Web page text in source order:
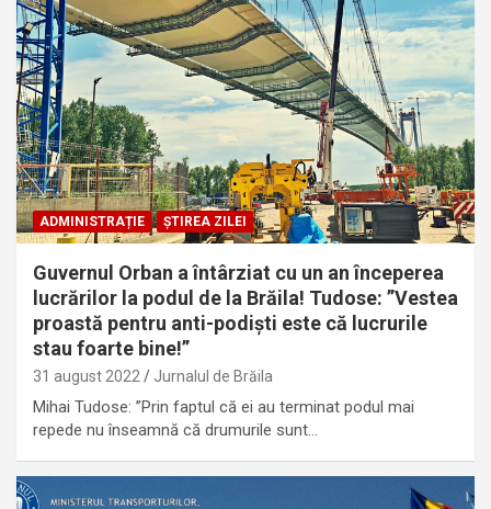
ADMINISTRAȚIE ȘTIREA ZILEI
Guvernul Orban a întârziat cu un an începerea
lucrărilor la podul de la Brăila! Tudose: ”Vestea
proastă pentru anti-podiști este că lucrurile
stau foarte bine!”
31 august 2022 Jurnalul de Brăila
Mihai Tudose: ”Prin faptul că ei au terminat podul mai
repede nu înseamnă că drumurile sunt…